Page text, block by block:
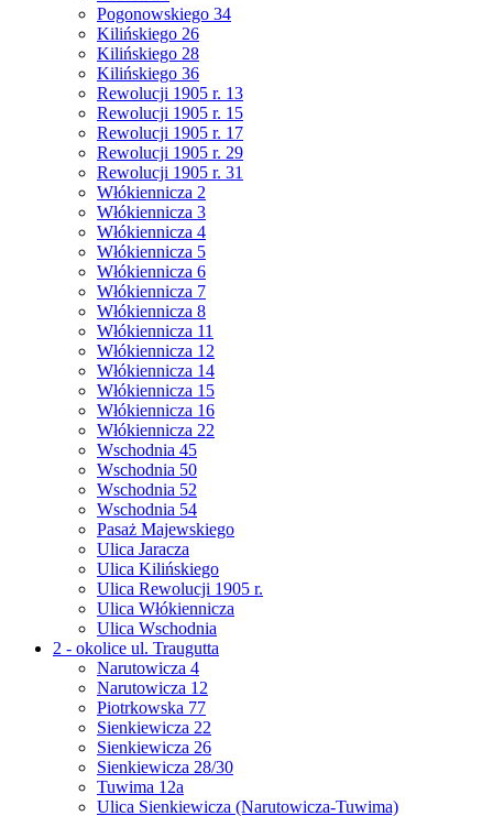
Pogonowskiego 34
Kilińskiego 26
Kilińskiego 28
Kilińskiego 36
Rewolucji 1905 r. 13
Rewolucji 1905 r. 15
Rewolucji 1905 r. 17
Rewolucji 1905 r. 29
Rewolucji 1905 r. 31
Włókiennicza 2
Włókiennicza 3
Włókiennicza 4
Włókiennicza 5
Włókiennicza 6
Włókiennicza 7
Włókiennicza 8
Włókiennicza 11
Włókiennicza 12
Włókiennicza 14
Włókiennicza 15
Włókiennicza 16
Włókiennicza 22
Wschodnia 45
Wschodnia 50
Wschodnia 52
Wschodnia 54
Pasaż Majewskiego
Ulica Jaracza
Ulica Kilińskiego
Ulica Rewolucji 1905 r.
Ulica Włókiennicza
Ulica Wschodnia
2 - okolice ul. Traugutta
Narutowicza 4
Narutowicza 12
Piotrkowska 77
Sienkiewicza 22
Sienkiewicza 26
Sienkiewicza 28/30
Tuwima 12a
Ulica Sienkiewicza (Narutowicza-Tuwima)